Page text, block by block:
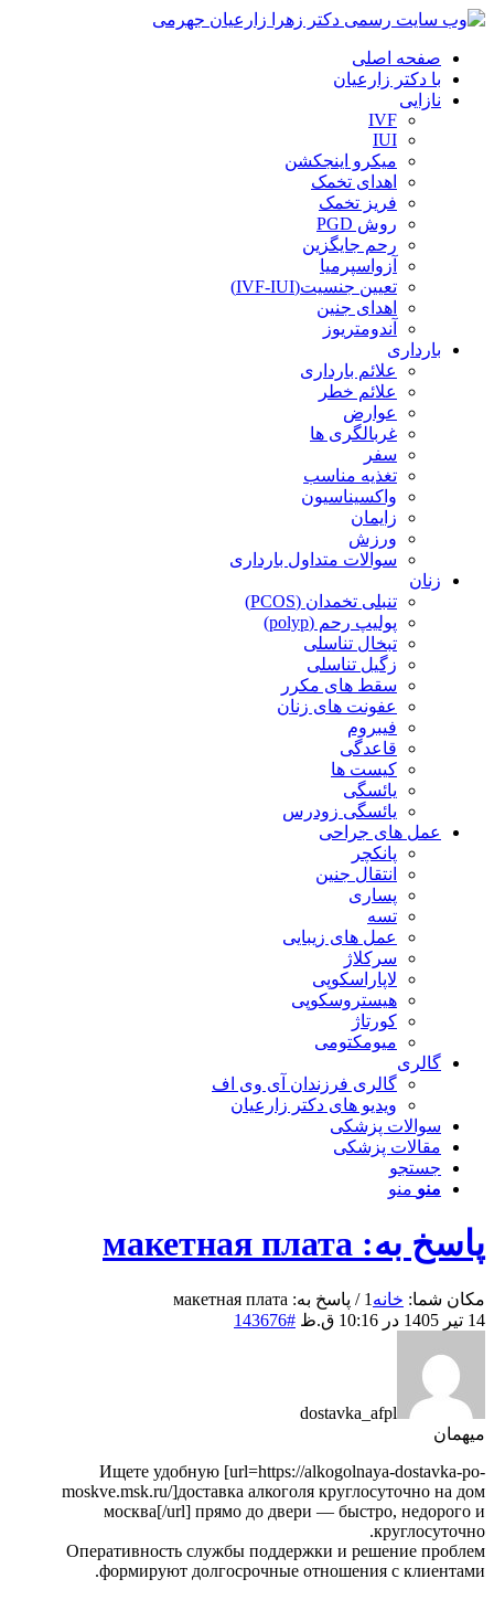
صفحه اصلی
با دکتر زارعیان
نازایی
IVF
IUI
میکرو اینجکشن
اهدای تخمک
فریز تخمک
روش PGD
رحم جایگزین
آزواسپرمیا
تعیین جنسیت(IVF-IUI)
اهدای جنین
آندومتریوز
بارداری
علائم بارداری
علائم خطر
عوارض
غربالگری ها
سفر
تغذیه مناسب
واکسیناسیون
زایمان
ورزش
سوالات متداول بارداری
زنان
تنبلی تخمدان (PCOS)
پولیپ رحم (polyp)
تبخال تناسلی
زگیل تناسلی
سقط های مکرر
عفونت های زنان
فیبروم
قاعدگی
کیست ها
یائسگی
یائسگی زودرس
عمل های جراحی
پانکچر
انتقال جنین
پساری
تسه
عمل های زیبایی
سرکلاژ
لاپاراسکوپی
هیستروسکوپی
کورتاژ
میومکتومی
گالری
گالری فرزندان آی وی اف
ویدیو های دکتر زارعیان
سوالات پزشکی
مقالات پزشکی
جستجو
منو منو
پاسخ به: макетная плата
مکان شما: خانه 1
/ پاسخ به: макетная плата
14 تیر 1405 در 10:16 ق.ظ
#143676
dostavka_afpl
میهمان
Ищете удобную [url=https://alkogolnaya-dostavka-po-
moskve.msk.ru/]доставка алкоголя круглосуточно на дом
москва[/url] прямо до двери — быстро, недорого и
круглосуточно.
Оперативность службы поддержки и решение проблем
формируют долгосрочные отношения с клиентами.